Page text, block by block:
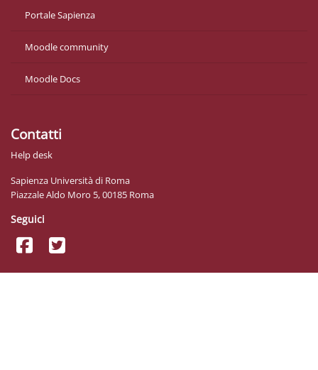
Portale Sapienza
Moodle community
Moodle Docs
Contatti
Help desk
Sapienza Università di Roma
Piazzale Aldo Moro 5, 00185 Roma
Seguici